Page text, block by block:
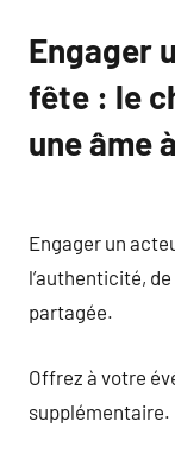
Engager
fête : le
une âme
Engager un
l’authenticité, de
partagée.
Offrez à votre
supplémentaire.